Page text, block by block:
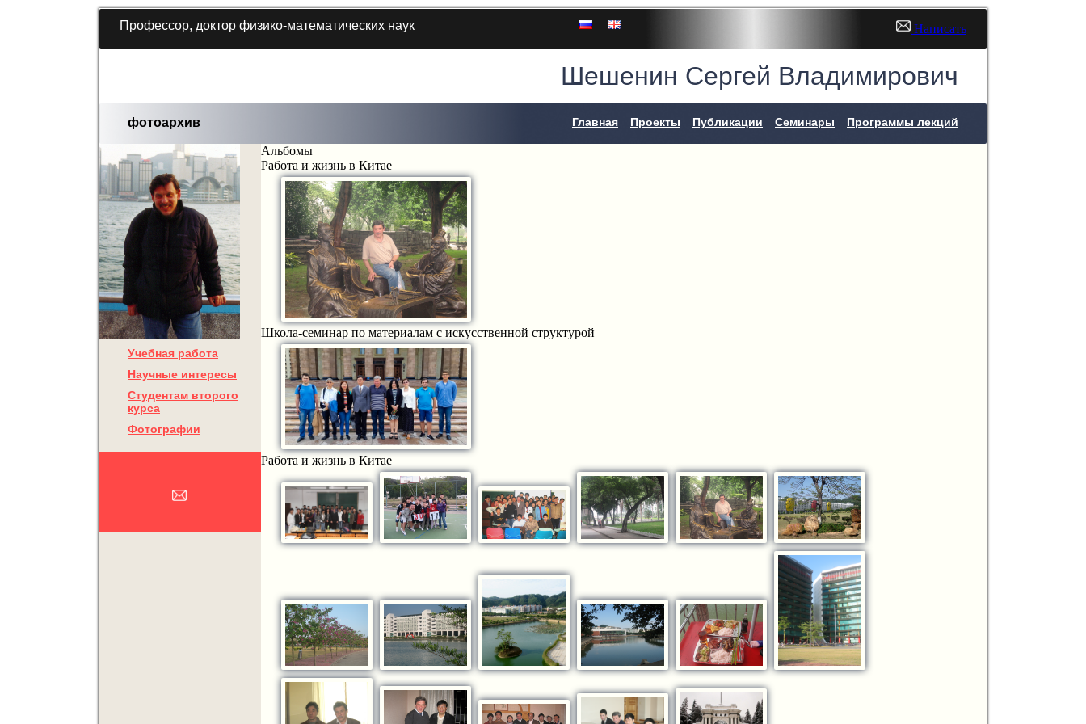
Профессор, доктор физико-математических наук Написать
Шешенин Сергей Владимирович
фотоархив Главная Проекты Публикации Семинары Программы лекций
Учебная работа
Научные интересы
Студентам второго
курса
Фотографии
Альбомы
Работа и жизнь в Китае
Школа-семинар по материалам с искусственной структурой
Работа и жизнь в Китае